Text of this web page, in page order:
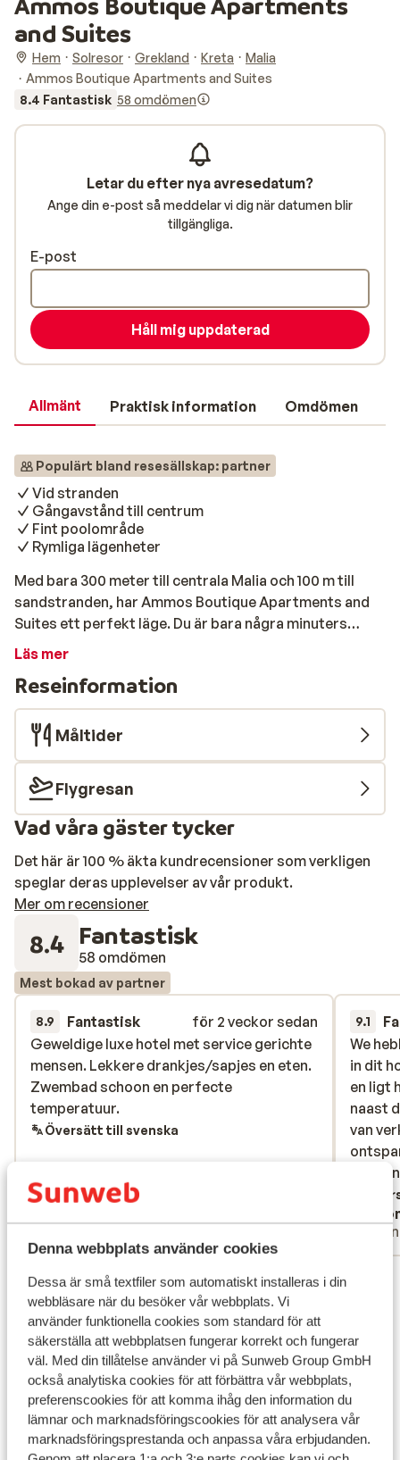
Denna webbplats använder cookies
Dessa är små textfiler som automatiskt installeras i din
webbläsare när du besöker vår webbplats. Vi
använder funktionella cookies som standard för att
säkerställa att webbplatsen fungerar korrekt och fungerar
väl. Med din tillåtelse använder vi på Sunweb Group GmbH
också analytiska cookies för att förbättra vår webbplats,
preferenscookies för att komma ihåg den information du
lämnar och marknadsföringscookies för att analysera vår
marknadsföringsprestanda och anpassa våra erbjudanden.
and Suites
Hem Solresor Grekland Kreta
Malia
Ammos Boutique Apartments and Suites
8.4 Fantastisk 58 omdömen
Allmänt Praktisk information Omdömen
Populärt bland resesällskap: partner
Vid stranden
Gångavstånd till centrum
Fint poolområde
Rymliga lägenheter
Med bara 300 meter till centrala Malia och 100 m till
sandstranden, har Ammos Boutique Apartments and
Suites ett perfekt läge. Du är bara några minuters
promenad från affärer, restauranger och livliga
tillbringa de varma semesterdagarna med att lata dig
på stranden eller prova de många vattensporterna.
Naturligtvis kan du också välja att koppla av vid poolen.
Lägenheterna har också ett mysigt poolområde
omgivet av solstolar och höga palmer. Du bor i fina och
rymliga lägenheter. Sunweb rekommenderar Ammos
Boutique Apartments and Suites för vuxna som vill bo
nära till både stranden och staden.
Läs mer
Reseinformation
Måltider
Flygresan
Vad våra gäster tycker
Det här är 100 % äkta kundrecensioner som verkligen
speglar deras upplevelser av vår produkt.
Mer om recensioner
8.4 Fantastisk
58 omdömen
Mest bokad av partner
8.9 Fantastisk
för 2 veckor sedan
Geweldige luxe hotel met service gerichte
mensen. Lekkere drankjes/sapjes en eten.
Zwembad schoon en perfecte
temperatuur.
Geweldige luxe hotel met service gerichte
mensen. Lekkere drankjes/sapjes en eten.
Zwembad schoon en perfecte
temperatuur.
Översätt till svenska
9.1
We
in dit
en ligt
naast
van
dag
en
was
was
goed
strand
We
in dit
en ligt
naast
van
Visa alla 58 omdömen
Letar du efter nya avresedatum?
Ange din e-post så meddelar vi dig när datumen blir
tillgängliga.
E-post
Håll mig uppdaterad
Andra boenden i Kreta
Apartments Elounda Colour
Alkionides Seaside Aparthotel